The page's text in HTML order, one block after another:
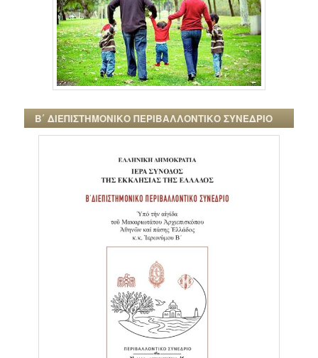
Β΄ ΔΙΕΠΙΣΤΗΜΟΝΙΚΟ ΠΕΡΙΒΑΛΛΟΝΤΙΚΟ ΣΥΝΕΔΡΙΟ